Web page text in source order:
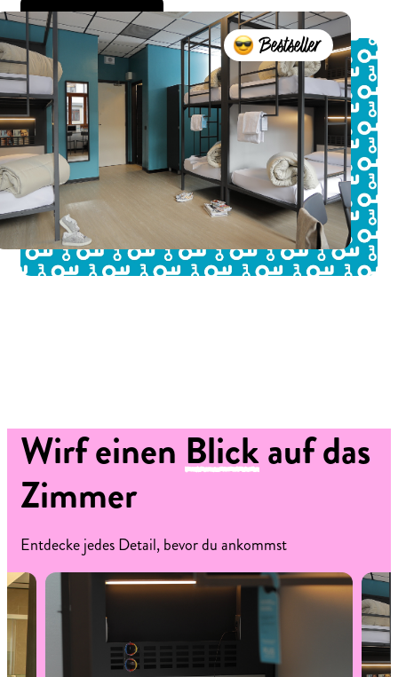
JETZT BUCHEN
Bestseller
Wirf einen Blickauf das
Zimmer
Entdecke jedes Detail, bevor du ankommst